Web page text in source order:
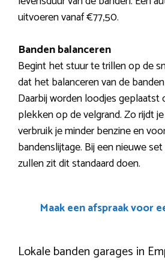
uitvoeren vanaf €77,50.
Banden balanceren
Begint het stuur te trillen op de
dat het balanceren van de
Daarbij worden loodjes geplaatst
plekken op de velgrand. Zo rijdt
verbruik je minder benzine en
bandenslijtage. Bij een nieuwe
zullen zit dit standaard doen.
Maak een afspraak voor
Lokale banden garages in